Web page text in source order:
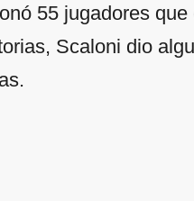
55 jugadores
Scaloni dio